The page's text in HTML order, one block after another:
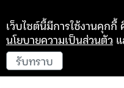
เว็บไซต์นี้มีการใช้งานคุกกี้
นโยบายความเป็นส่วนตัว
รับทราบ